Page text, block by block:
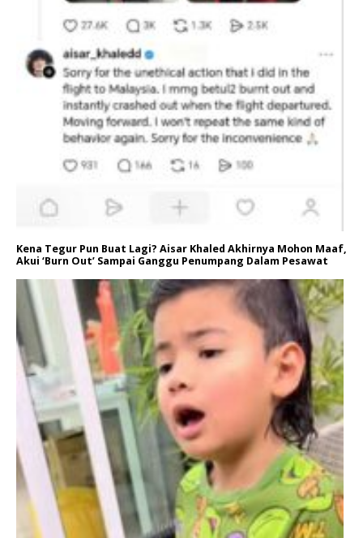
Kena Tegur Pun Buat Lagi? Aisar Khaled Akhirnya Mohon Maaf,
Akui ‘Burn Out’ Sampai Ganggu Penumpang Dalam Pesawat